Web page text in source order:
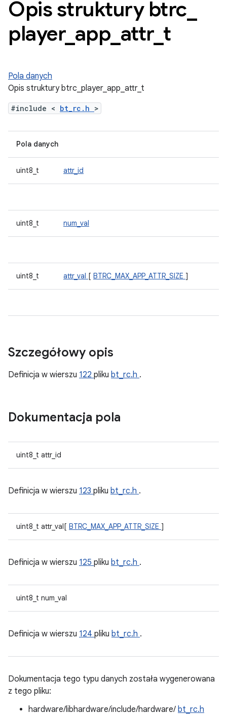
Opis struktury btrc
player_ app attr_ t
Pola danych
Opis struktury btrc_player_app_attr_t
#include < bt_rc.h >
Pola danych
uint8_t attr_id
uint8_t num_val
uint8_t attr_val [ BTRC_MAX_APP_ATTR_SIZE ]
Szczegółowy opis
Definicja w wierszu 122 pliku bt_rc.h .
Dokumentacja pola
uint8_t attr_id
Definicja w wierszu 123 pliku bt_rc.h .
uint8_t attr_val[ BTRC_MAX_APP_ATTR_SIZE ]
Definicja w wierszu 125 pliku bt_rc.h .
uint8_t num_val
Definicja w wierszu 124 pliku bt_rc.h .
Dokumentacja tego typu danych została wygenerowana
z tego pliku:
hardware/libhardware/include/hardware/ bt_rc.h